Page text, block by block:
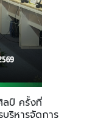
ป์ ครั้งที่
ริหารจัดการ